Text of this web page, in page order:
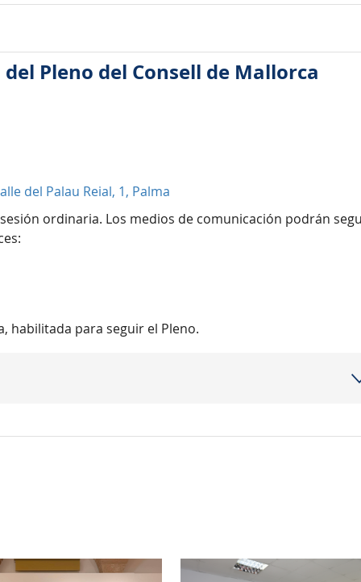
Pleno del Consell de Mallorca
del Palau Reial, 1, Palma
ordinaria. Los medios de comunicación podrán
habilitada para seguir el Pleno.